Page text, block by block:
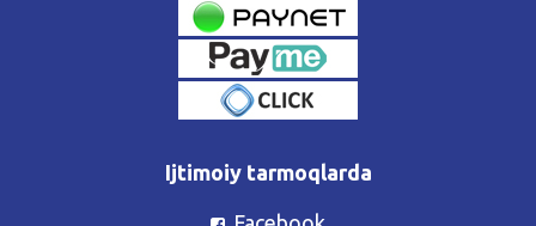
Ijtimoiy tarmoqlarda